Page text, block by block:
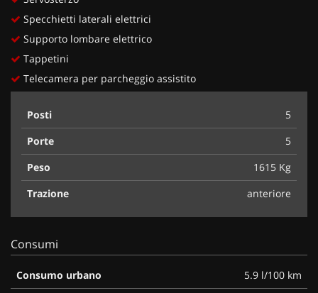
Specchietti laterali elettrici
Supporto lombare elettrico
Tappetini
Telecamera per parcheggio assistito
Posti
5
Porte
5
Peso
1615 Kg
Trazione
anteriore
Consumi
Consumo urbano
5.9 l/100 km